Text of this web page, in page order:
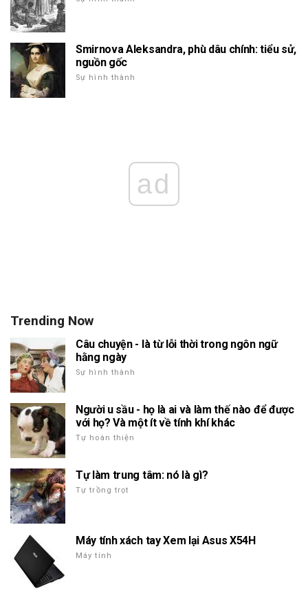
Smirnova Aleksandra, phù dâu chính: tiểu sử,
nguồn gốc
Sự hình thành
ad
Trending Now
Câu chuyện - là từ lỗi thời trong ngôn ngữ
hằng ngày
Sự hình thành
Người u sầu - họ là ai và làm thế nào để được
với họ? Và một ít về tính khí khác
Tự hoàn thiện
Tự làm trung tâm: nó là gì?
Tự trồng trọt
Máy tính xách tay Xem lại Asus X54H
Máy tính